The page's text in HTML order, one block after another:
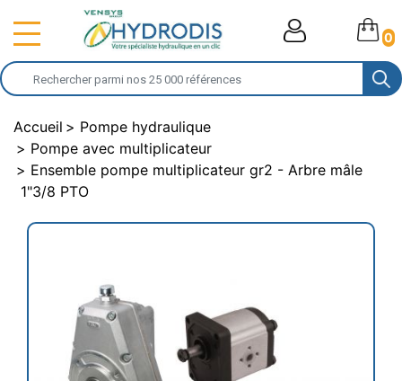
0
Accueil
Pompe hydraulique
Pompe avec multiplicateur
Ensemble pompe multiplicateur gr2 - Arbre mâle
1"3/8 PTO